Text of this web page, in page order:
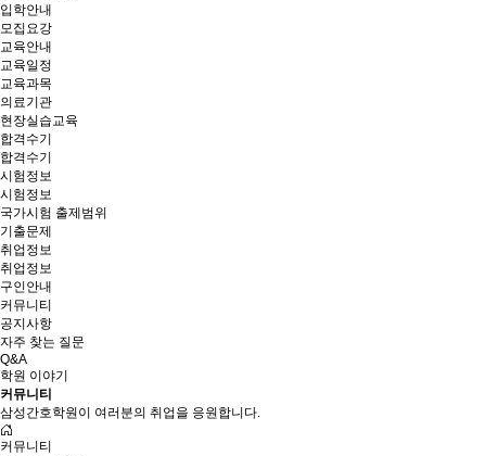
입학안내
모집요강
교육안내
교육일정
교육과목
의료기관
현장실습교육
합격수기
합격수기
시험정보
시험정보
국가시험 출제범위
기출문제
취업정보
취업정보
구인안내
커뮤니티
공지사항
자주 찾는 질문
Q&A
학원 이야기
커뮤니티
삼성간호학원이 여러분의 취업을 응원합니다.
커뮤니티